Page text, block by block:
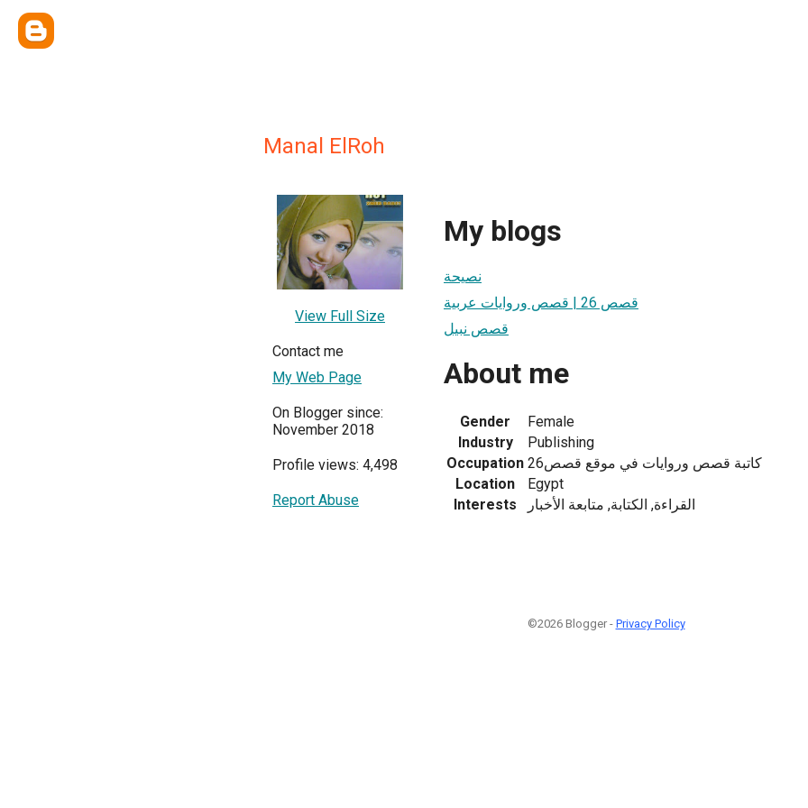
Manal ElRoh
View Full Size
Contact me
My Web Page
On Blogger since:
November 2018
Profile views: 4,498
Report Abuse
My blogs
نصيحة
قصص 26 | قصص وروايات عربية
قصص نبيل
About me
Gender
Female
Industry
Publishing
Occupation
كاتبة قصص وروايات في موقع قصص26
Location
Egypt
Interests
القراءة, الكتابة, متابعة الأخبار
©2026 Blogger - Privacy Policy